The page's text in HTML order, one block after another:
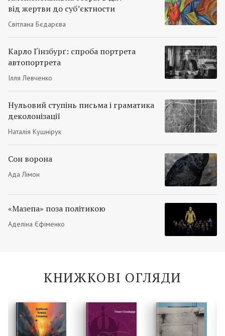
від жертви до суб’єктности
Світлана Бєдарєва
Карло Ґінзбурґ: спроба портрета
автопортрета
Ілля Левченко
Нульовий ступінь письма і граматика
деколонізації
Наталія Кушнірук
Сон ворона
Ада Лімон
«Мазепа» поза політикою
Аделіна Єфіменко
КНИЖКОВІ ОГЛЯДИ